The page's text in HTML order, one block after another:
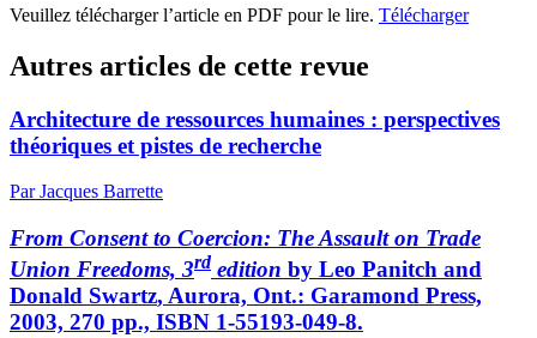
Veuillez télécharger l’article en PDF pour le lire. Télécharger
Autres articles de cette revue
Architecture de ressources humaines : perspectives
théoriques et pistes de recherche
Par Jacques Barrette
From Consent to Coercion: The Assault on Trade
Union Freedoms, 3rd edition by Leo Panitch and
Donald Swartz, Aurora, Ont.: Garamond Press,
2003, 270 pp., ISBN 1-55193-049-8.